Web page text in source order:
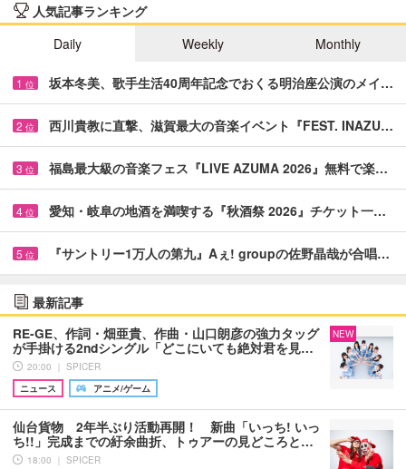
人気記事ランキング
Daily
Weekly Monthly
1 位 坂本冬美、歌手生活40周年記念でおくる明治座公演のメイ…
2 位 西川貴教に直撃、滋賀最大の音楽イベント『FEST. INAZU…
3 位 福島最大級の音楽フェス『LIVE AZUMA 2026』無料で楽…
4 位 愛知・岐阜の地酒を満喫する『秋酒祭 2026』チケット一…
5 位 『サントリー1万人の第九』Aぇ! groupの佐野晶哉が合唱…
最新記事
RE-GE、作詞・畑亜貴、作曲・山口朗彦の強力タッグ
が手掛ける2ndシングル「どこにいても絶対君を見…
20:00 ｜ SPICER
ニュース
アニメ/ゲーム
NEW
仙台貨物 2年半ぶり活動再開！ 新曲「いっち! いっ
ち!!」完成までの紆余曲折、トゥアーの見どころと…
18:00 ｜ SPICER